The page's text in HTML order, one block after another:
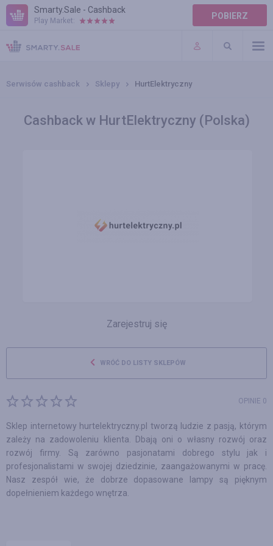
Smarty.Sale - Cashback
Play Market: POBIERZ
POMOC
WARUNKI
Serwisów cashback Sklepy HurtElektryczny
Cashback w HurtElektryczny (Polska)
Zarejestruj się
WRÓĆ DO LISTY SKLEPÓW
OPINIE 0
Sklep internetowy hurtelektryczny.pl tworzą ludzie z pasją, którym
zależy na zadowoleniu klienta. Dbają oni o własny rozwój oraz
rozwój firmy. Są zarówno pasjonatami dobrego stylu jak i
profesjonalistami w swojej dziedzinie, zaangażowanymi w pracę.
Nasz zespół wie, że dobrze dopasowane lampy są pięknym
dopełnieniem każdego wnętrza.